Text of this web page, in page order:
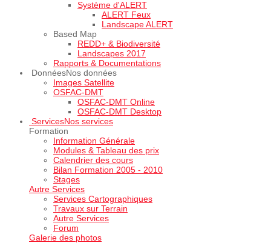
Système d'ALERT
ALERT Feux
Landscape ALERT
Based Map
REDD+ & Biodiversité
Landscapes 2017
Rapports & Documentations
DonnéesNos données
Images Satellite
OSFAC-DMT
OSFAC-DMT Online
OSFAC-DMT Desktop
ServicesNos services
Formation
Information Générale
Modules & Tableau des prix
Calendrier des cours
Bilan Formation 2005 - 2010
Stages
Autre Services
Services Cartographiques
Travaux sur Terrain
Autre Services
Forum
Galerie des photos